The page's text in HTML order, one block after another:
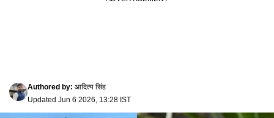
Authored by: आदित्य सिंह
Updated Jun 6 2026, 13:28 IST